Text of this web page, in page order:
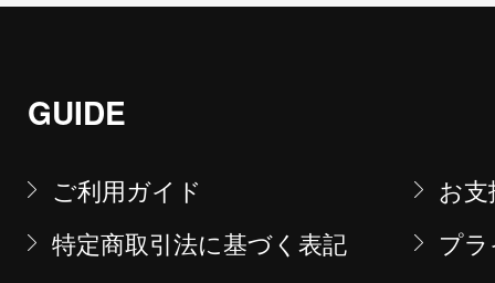
GUIDE
ご利用ガイド
お
特定商取引法に基づく表記
プ